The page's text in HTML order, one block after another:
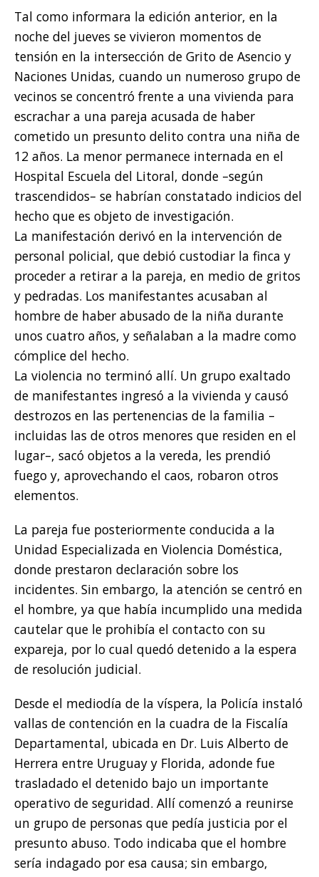
Tal como informara la edición anterior, en la
noche del jueves se vivieron momentos de
tensión en la intersección de Grito de Asencio y
Naciones Unidas, cuando un numeroso grupo de
vecinos se concentró frente a una vivienda para
escrachar a una pareja acusada de haber
cometido un presunto delito contra una niña de
12 años. La menor permanece internada en el
Hospital Escuela del Litoral, donde –según
trascendidos– se habrían constatado indicios del
hecho que es objeto de investigación.
La manifestación derivó en la intervención de
personal policial, que debió custodiar la finca y
proceder a retirar a la pareja, en medio de gritos
y pedradas. Los manifestantes acusaban al
hombre de haber abusado de la niña durante
unos cuatro años, y señalaban a la madre como
cómplice del hecho.
La violencia no terminó allí. Un grupo exaltado
de manifestantes ingresó a la vivienda y causó
destrozos en las pertenencias de la familia –
incluidas las de otros menores que residen en el
lugar–, sacó objetos a la vereda, les prendió
fuego y, aprovechando el caos, robaron otros
elementos.
La pareja fue posteriormente conducida a la
Unidad Especializada en Violencia Doméstica,
donde prestaron declaración sobre los
incidentes. Sin embargo, la atención se centró en
el hombre, ya que había incumplido una medida
cautelar que le prohibía el contacto con su
expareja, por lo cual quedó detenido a la espera
de resolución judicial.
Desde el mediodía de la víspera, la Policía instaló
vallas de contención en la cuadra de la Fiscalía
Departamental, ubicada en Dr. Luis Alberto de
Herrera entre Uruguay y Florida, adonde fue
trasladado el detenido bajo un importante
operativo de seguridad. Allí comenzó a reunirse
un grupo de personas que pedía justicia por el
presunto abuso. Todo indicaba que el hombre
sería indagado por esa causa; sin embargo,